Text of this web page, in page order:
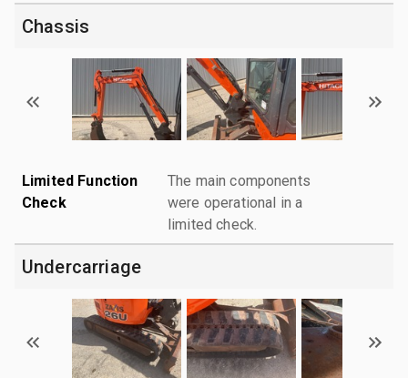
Chassis
Limited Function
Check
The main components
were operational in a
limited check.
Undercarriage